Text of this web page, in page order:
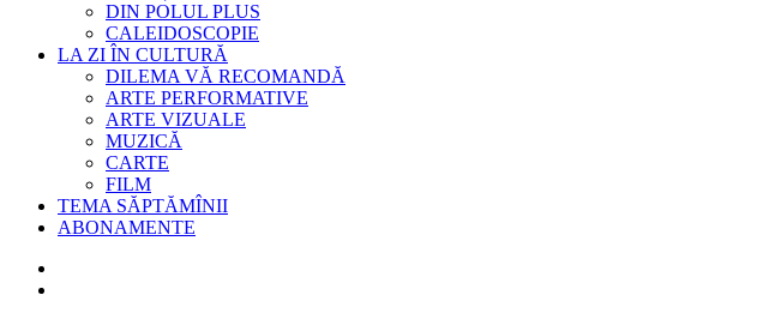
DIN POLUL PLUS
CALEIDOSCOPIE
LA ZI ÎN CULTURĂ
DILEMA VĂ RECOMANDĂ
ARTE PERFORMATIVE
ARTE VIZUALE
MUZICĂ
CARTE
FILM
TEMA SĂPTĂMÎNII
ABONAMENTE